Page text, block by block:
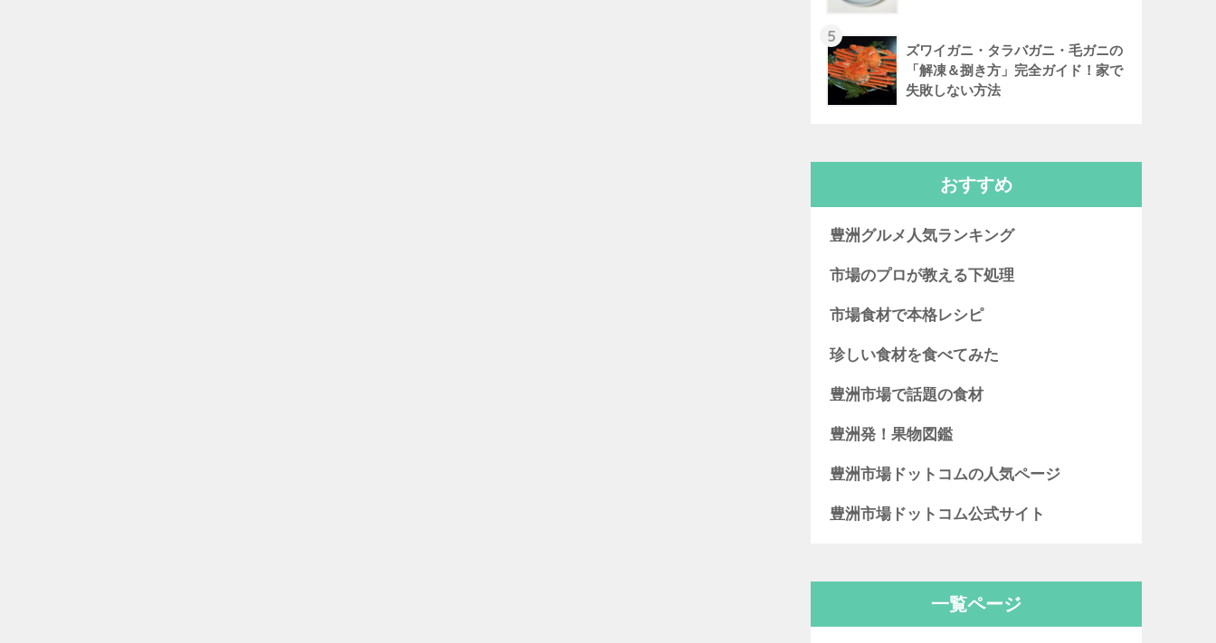
5
ズワイガニ・タラバガニ・毛ガニの
「解凍＆捌き方」完全ガイド！家で
失敗しない方法
おすすめ
豊洲グルメ人気ランキング
市場のプロが教える下処理
市場食材で本格レシピ
珍しい食材を食べてみた
豊洲市場で話題の食材
豊洲発！果物図鑑
豊洲市場ドットコムの人気ページ
豊洲市場ドットコム公式サイト
一覧ページ